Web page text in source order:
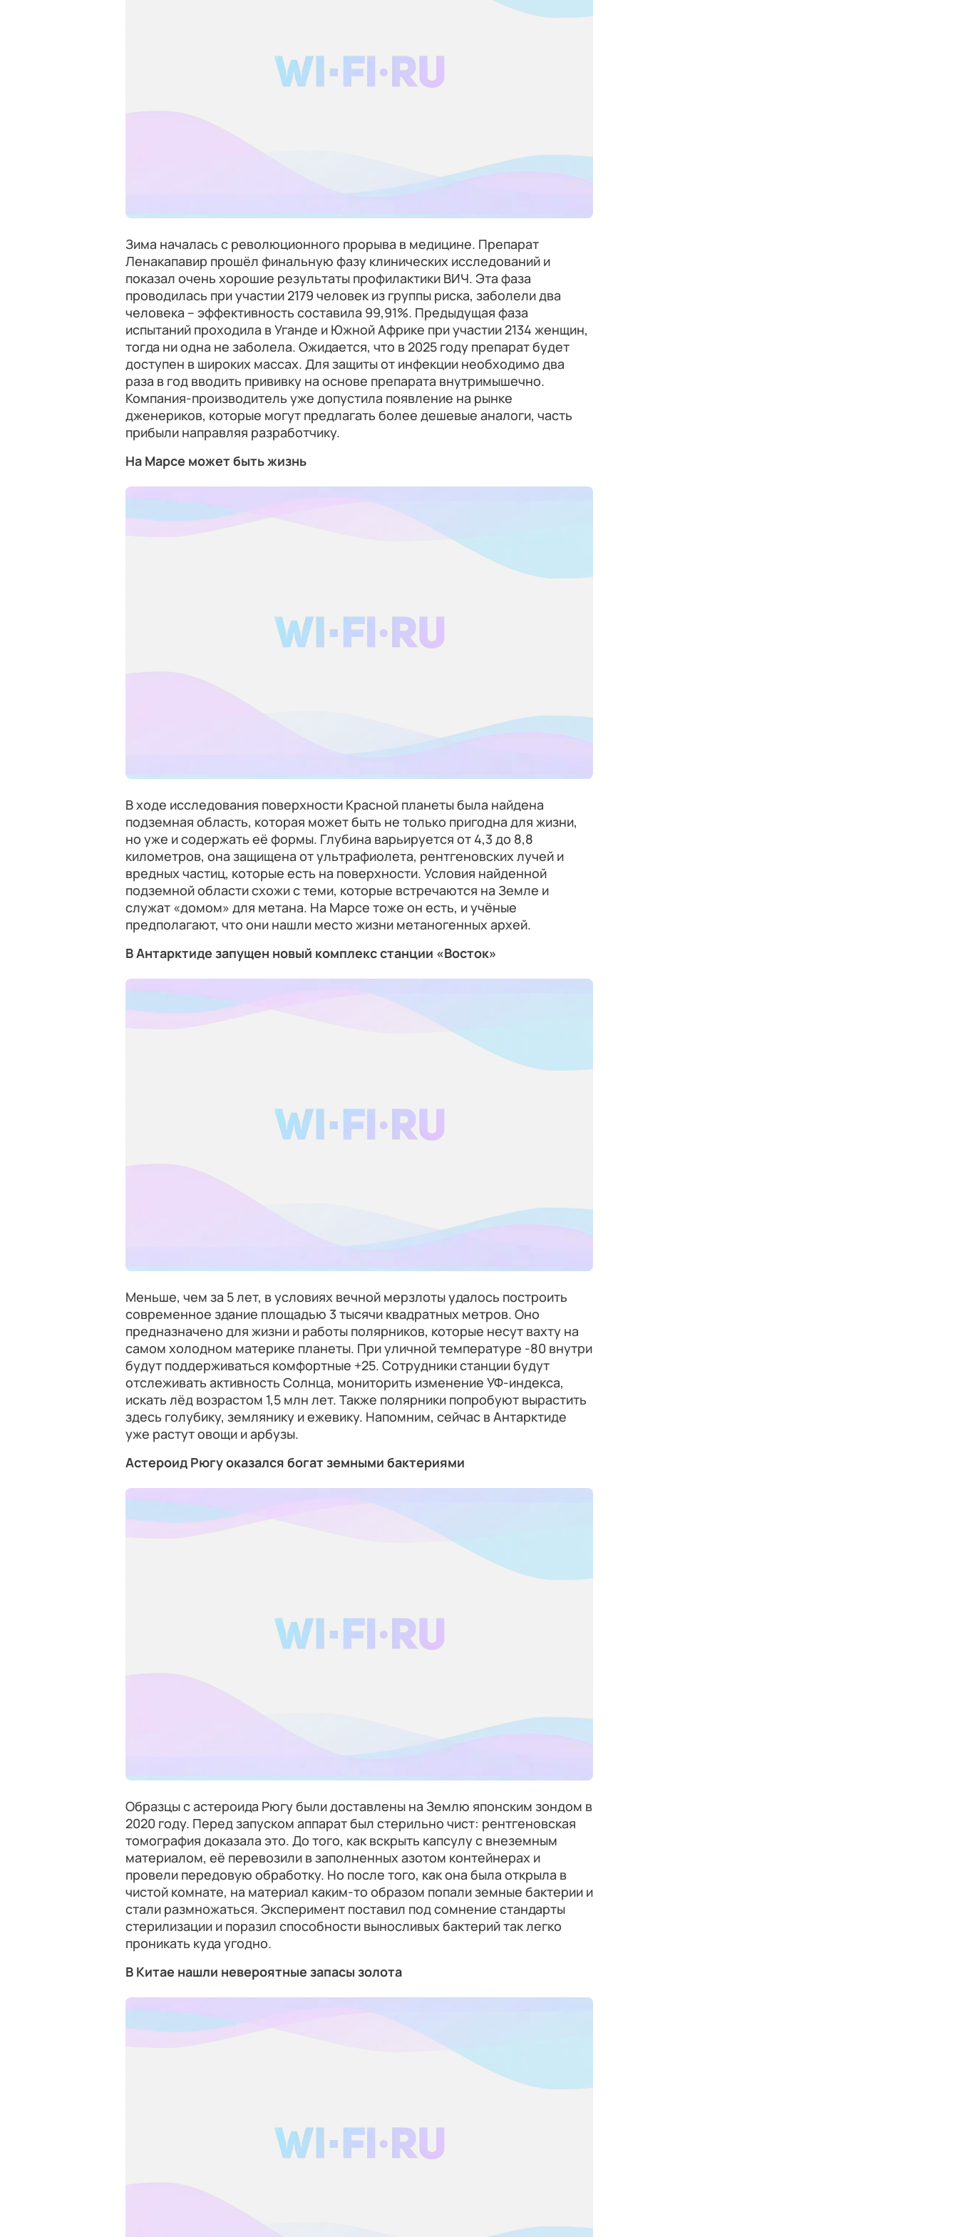
Зима началась с революционного прорыва в медицине. Препарат
Ленакапавир прошёл финальную фазу клинических исследований и
показал очень хорошие результаты профилактики ВИЧ. Эта фаза
проводилась при участии 2179 человек из группы риска, заболели два
человека – эффективность составила 99,91%. Предыдущая фаза
испытаний проходила в Уганде и Южной Африке при участии 2134 женщин,
тогда ни одна не заболела. Ожидается, что в 2025 году препарат будет
доступен в широких массах. Для защиты от инфекции необходимо два
раза в год вводить прививку на основе препарата внутримышечно.
Компания-производитель уже допустила появление на рынке
дженериков, которые могут предлагать более дешевые аналоги, часть
прибыли направляя разработчику.
На Марсе может быть жизнь
В ходе исследования поверхности Красной планеты была найдена
подземная область, которая может быть не только пригодна для жизни,
но уже и содержать её формы. Глубина варьируется от 4,3 до 8,8
километров, она защищена от ультрафиолета, рентгеновских лучей и
вредных частиц, которые есть на поверхности. Условия найденной
подземной области схожи с теми, которые встречаются на Земле и
служат «домом» для метана. На Марсе тоже он есть, и учёные
предполагают, что они нашли место жизни метаногенных архей.
В Антарктиде запущен новый комплекс станции «Восток»
Меньше, чем за 5 лет, в условиях вечной мерзлоты удалось построить
современное здание площадью 3 тысячи квадратных метров. Оно
предназначено для жизни и работы полярников, которые несут вахту на
самом холодном материке планеты. При уличной температуре -80 внутри
будут поддерживаться комфортные +25. Сотрудники станции будут
отслеживать активность Солнца, мониторить изменение УФ-индекса,
искать лёд возрастом 1,5 млн лет. Также полярники попробуют вырастить
здесь голубику, землянику и ежевику. Напомним, сейчас в Антарктиде
уже растут овощи и арбузы.
Астероид Рюгу оказался богат земными бактериями
Образцы с астероида Рюгу были доставлены на Землю японским зондом в
2020 году. Перед запуском аппарат был стерильно чист: рентгеновская
томография доказала это. До того, как вскрыть капсулу с внеземным
материалом, её перевозили в заполненных азотом контейнерах и
провели передовую обработку. Но после того, как она была открыла в
чистой комнате, на материал каким-то образом попали земные бактерии и
стали размножаться. Эксперимент поставил под сомнение стандарты
стерилизации и поразил способности выносливых бактерий так легко
проникать куда угодно.
В Китае нашли невероятные запасы золота